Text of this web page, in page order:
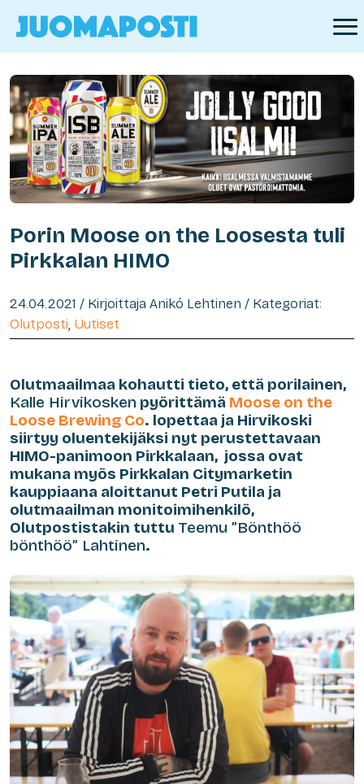
Porin Moose on the Loosesta tuli
Pirkkalan HIMO
24.04.2021 / Kirjoittaja Anikó Lehtinen / Kategoriat:
Olutposti, Uutiset
Olutmaailmaa kohautti tieto, että porilainen,
Kalle Hirvikosken pyörittämä Moose on the
Loose Brewing Co. lopettaa ja Hirvikoski
siirtyy oluentekijäksi nyt perustettavaan
HIMO-panimoon Pirkkalaan, jossa ovat
mukana myös Pirkkalan Citymarketin
kauppiaana aloittanut Petri Putila ja
olutmaailman monitoimihenkilö,
Olutpostistakin tuttu Teemu ”Bönthöö
bönthöö” Lahtinen.